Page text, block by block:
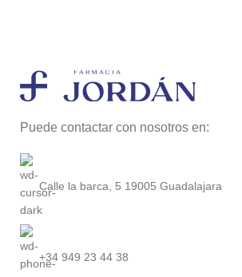
Puede contactar con nosotros en:
Calle la barca, 5 19005 Guadalajara
+34 949 23 44 38